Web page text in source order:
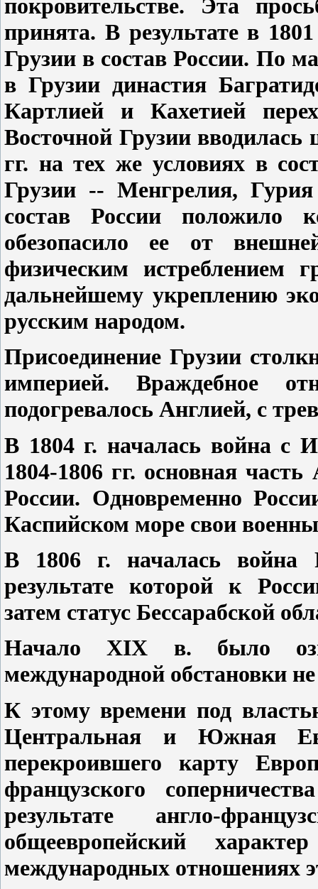
покровительстве. Эта
принята. В результате в
Грузии в состав России. По
в Грузии династия
Картлией и Кахетией
Восточной Грузии вводилась
гг. на тех же условиях в
Грузии -- Менгрелия,
состав России положило
обезопасило ее от
физическим истреблением
дальнейшему укреплению
русским народом.
Присоединение Грузии
империей. Враждебное
подогревалось Англией, с
В 1804 г. началась война с
1804-1806 гг. основная
России. Одновременно
Каспийском море свои
В 1806 г. началась война
результате которой к
затем статус Бессарабской
Начало XIX в. было
международной обстановки
К этому времени под
Центральная и Южная
перекроившего карту
французского
результате англо-
общеевропейский
международных отношениях